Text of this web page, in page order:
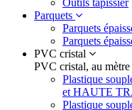
Outils tapissier
Parquets
Parquets
Parquets
PVC cristal
PVC cristal, au mètre
Plastique
et HAUTE
Plastique